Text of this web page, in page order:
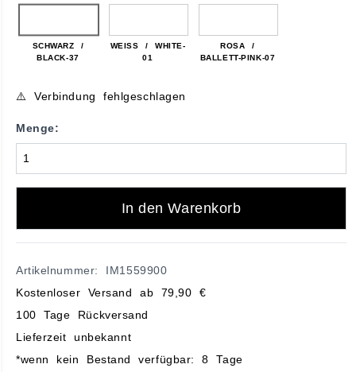
SCHWARZ /
BLACK-37
WEISS / WHITE-0
1
ROSA /
BALLETT-PINK-07
⚠️ Verbindung fehlgeschlagen
Menge:
In den Warenkorb
Artikelnummer: IM1559900
Kostenloser Versand ab 79,90 €
100 Tage Rückversand
Lieferzeit unbekannt
*wenn kein Bestand verfügbar: 8 Tage